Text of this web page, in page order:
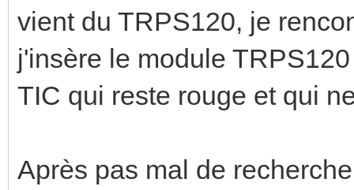
vient du TRPS120, je
j'insère le module
TIC qui reste rouge et qui
Après pas mal de